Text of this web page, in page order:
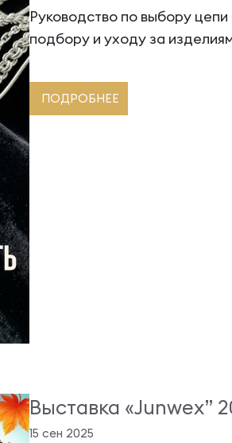
Руководство по выбору
подбору и уходу за
ПОДРОБНЕЕ
Выставка «Junwex”
15 сен 2025